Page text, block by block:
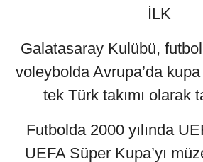
İLK
Galatasaray Kulübü,
voleybolda Avrupa’da
tek Türk takımı olarak
Futbolda 2000 yılında
UEFA Süper Kupa’yı